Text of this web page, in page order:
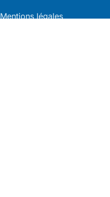
Mentions légales